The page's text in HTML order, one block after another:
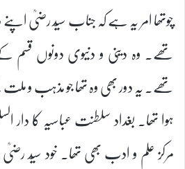
چوتھا امر یہ ہے کہ جناب سیّد رضیؒ
تھے۔ وہ دینی و دنیوی دونوں قسم
تھے۔ یہ دور بھی وہ تھا جو مذہب و
ہوا تھا۔ بغداد سلطنت عباسیہ کا
مرکز علم و ادب بھی تھا۔ خود سیّد